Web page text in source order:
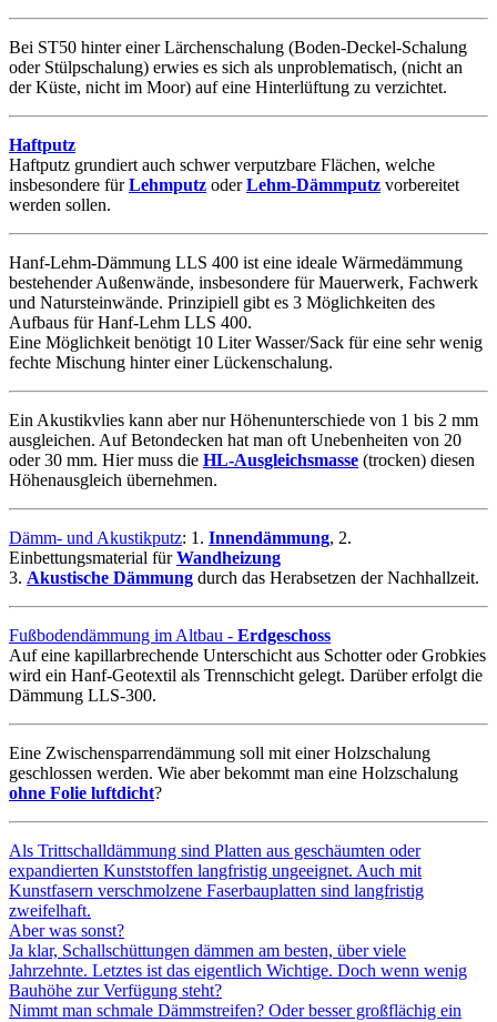
Bei ST50 hinter einer Lärchenschalung (Boden-Deckel-Schalung
oder Stülpschalung) erwies es sich als unproblematisch, (nicht an
der Küste, nicht im Moor) auf eine Hinterlüftung zu verzichtet.
Haftputz
Haftputz grundiert auch schwer verputzbare Flächen, welche
insbesondere fürLehmputz oderLehm-Dämmputz vorbereitet
werden sollen.
Hanf-Lehm-Dämmung LLS 400 ist eine ideale Wärmedämmung
bestehender Außenwände, insbesondere für Mauerwerk, Fachwerk
und Natursteinwände. Prinzipiell gibt es 3 Möglichkeiten des
Aufbaus für Hanf-Lehm LLS 400.
Eine Möglichkeit benötigt 10 Liter Wasser/Sack für eine sehr wenig
fechte Mischung hinter einer Lückenschalung.
Ein Akustikvlies kann aber nur Höhenunterschiede von 1 bis 2 mm
ausgleichen. Auf Betondecken hat man oft Unebenheiten von 20
oder 30 mm. Hier muss die HL-Ausgleichsmasse (trocken) diesen
Höhenausgleich übernehmen.
Dämm- und Akustikputz: 1. Innendämmung, 2.
Einbettungsmaterial fürWandheizung
3. Akustische Dämmung durch das Herabsetzen der Nachhallzeit.
Fußbodendämmung im Altbau - Erdgeschoss
Auf eine kapillarbrechende Unterschicht aus Schotter oder Grobkies
wird ein Hanf-Geotextil als Trennschicht gelegt. Darüber erfolgt die
Dämmung LLS-300.
Eine Zwischensparrendämmung soll mit einer Holzschalung
geschlossen werden. Wie aber bekommt man eine Holzschalung
ohne Folie luftdicht?
Als Trittschalldämmung sind Platten aus geschäumten oder
expandierten Kunststoffen langfristig ungeeignet. Auch mit
Kunstfasern verschmolzene Faserbauplatten sind langfristig
zweifelhaft.
Aber was sonst?
Ja klar, Schallschüttungen dämmen am besten, über viele
Jahrzehnte. Letztes ist das eigentlich Wichtige. Doch wenn wenig
Bauhöhe zur Verfügung steht?
Nimmt man schmale Dämmstreifen? Oder besser großflächig ein